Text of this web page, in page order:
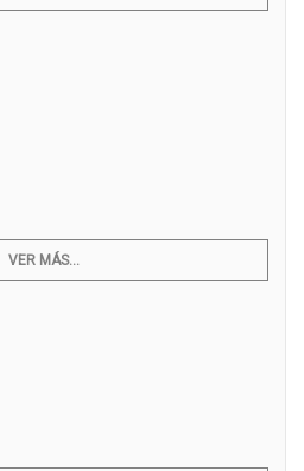
VER MÁS...